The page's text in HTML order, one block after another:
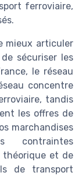
ferroviaire,
mieux articuler
sécuriser les
le réseau
concentre
tandis
les offres de
marchandises
contraintes
théorique et de
de transport